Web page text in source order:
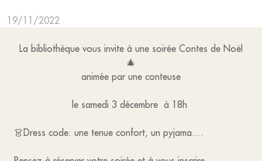
19/11/2022
La bibliothèque vous invite à une soirée Contes de Noël
🎄
animée par une conteuse
le samedi 3 décembre à 18h
👗Dress code: une tenue confort, un pyjama....